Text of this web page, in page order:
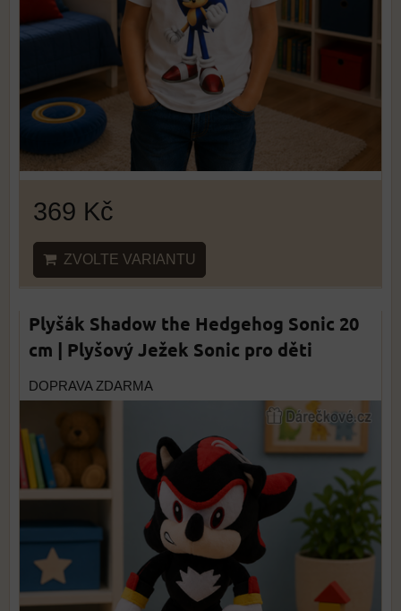
369 Kč
ZVOLTE VARIANTU
Plyšák Shadow the Hedgehog Sonic 20
cm | Plyšový Ježek Sonic pro děti
DOPRAVA ZDARMA